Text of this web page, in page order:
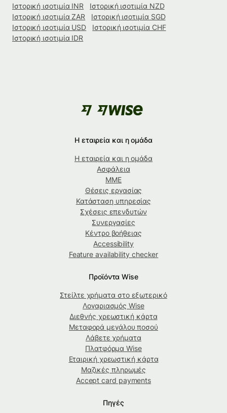
Ιστορική ισοτιμία INR
Ιστορική ισοτιμία NZD
Ιστορική ισοτιμία ZAR
Ιστορική ισοτιμία SGD
Ιστορική ισοτιμία USD
Ιστορική ισοτιμία CHF
Ιστορική ισοτιμία IDR
Η εταιρεία και η ομάδα
Η εταιρεία και η ομάδα
Ασφάλεια
ΜΜΕ
Θέσεις εργασίας
Κατάσταση υπηρεσίας
Σχέσεις επενδυτών
Συνεργασίες
Κέντρο βοήθειας
Accessibility
Feature availability checker
Προϊόντα Wise
Στείλτε χρήματα στο εξωτερικό
Λογαριασμός Wise
Διεθνής χρεωστική κάρτα
Μεταφορά μεγάλου ποσού
Λάβετε χρήματα
Πλατφόρμα Wise
Εταιρική χρεωστική κάρτα
Μαζικές πληρωμές
Accept card payments
Πηγές